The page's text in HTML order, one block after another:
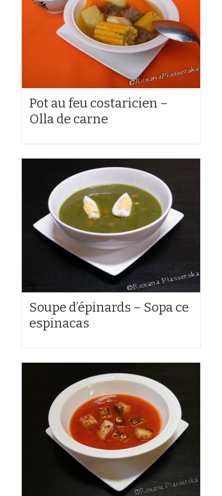
Pot au feu costaricien –
Olla de carne
Soupe d’épinards – Sopa ce
espinacas